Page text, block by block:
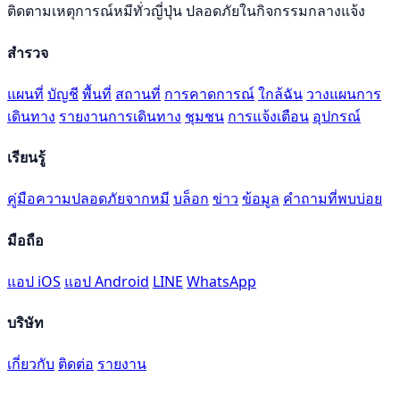
ติดตามเหตุการณ์หมีทั่วญี่ปุ่น ปลอดภัยในกิจกรรมกลางแจ้ง
สำรวจ
แผนที่ บัญชี พื้นที่ สถานที่ การคาดการณ์ใกล้ฉัน วางแผนการ
เดินทาง รายงานการเดินทาง ชุมชน การแจ้งเตือน อุปกรณ์
เรียนรู้
คู่มือความปลอดภัยจากหมี บล็อก ข่าว ข้อมูล คำถามที่พบบ่อย
มือถือ
แอป iOS แอป Android LINE WhatsApp
บริษัท
เกี่ยวกับ ติดต่อ รายงาน